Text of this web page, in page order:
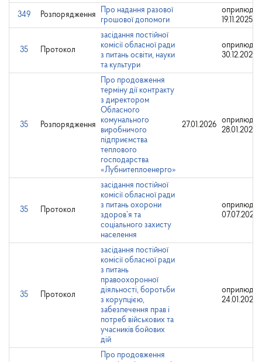
349 Розпорядження
Про надання разової
грошової допомоги
19.11.2025
35 Протокол
засідання постійної
комісії обласної ради
з питань освіти, науки
та культури
30.12.2025
35 Розпорядження
Про продовження
терміну дії контракту
з директором
Обласного
комунального
виробничого
підприємства
теплового
господарства
«Лубнитеплоенерго»
27.01.2026
28.01.2026
35 Протокол
засідання постійної
комісії обласної ради
з питань охорони
здоров’я та
соціального захисту
населення
07.07.2026
35 Протокол
засідання постійної
комісії обласної ради
з питань
правоохоронної
діяльності, боротьби
з корупцією,
забезпечення прав і
потреб військових та
учасників бойових
дій
24.01.2025
Про продовження